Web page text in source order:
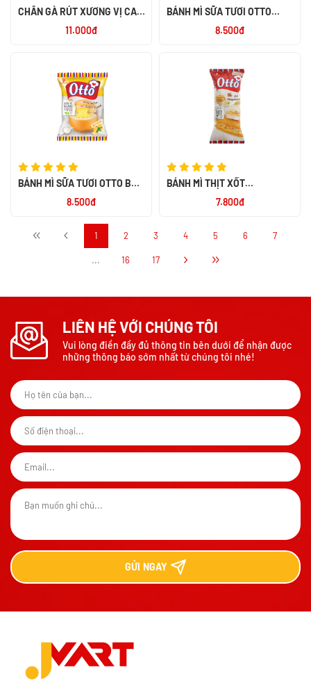
CHÂN GÀ RÚT XƯƠNG VỊ CAY
11.000đ
BÁNH MÌ SỮA TƯƠI OTTO
8.500đ
BÁNH MÌ SỮA TƯƠI OTTO BƠ
8.500đ
BÁNH MÌ THỊT XỐT
7.800đ
1 2 3 4 5 6 7
... 16 17
LIÊN HỆ VỚI CHÚNG TÔI
Vui lòng điền đầy đủ thông tin bên dưới để nhận được
những thông báo sớm nhất từ chúng tôi nhé!
GỬI NGAY